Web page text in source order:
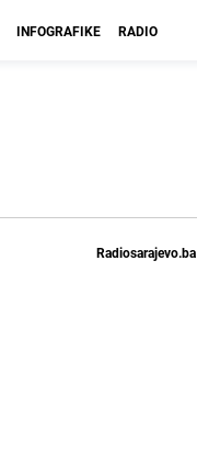
INFOGRAFIKE RADIO
Radiosarajevo.ba